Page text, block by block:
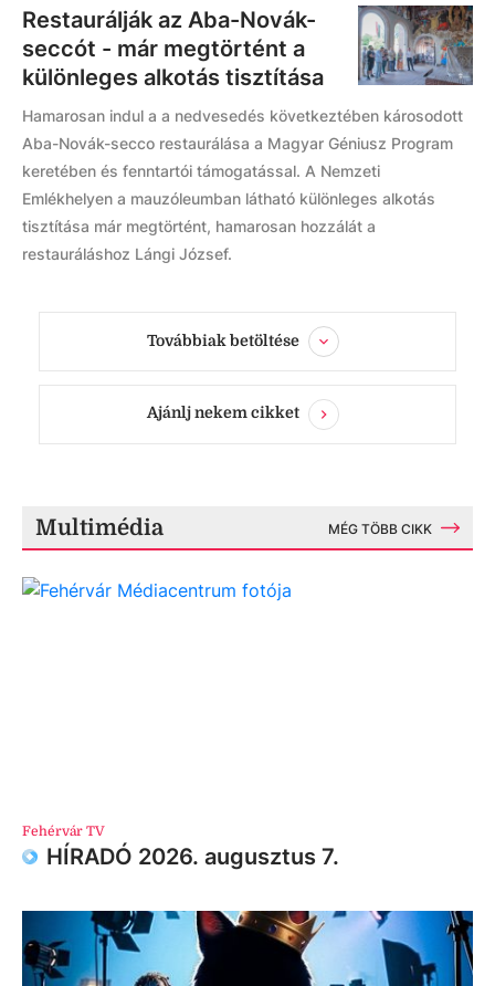
Restaurálják az Aba-Novák-
seccót - már megtörtént a
különleges alkotás tisztítása
Hamarosan indul a a nedvesedés következtében károsodott
Aba-Novák-secco restaurálása a Magyar Géniusz Program
keretében és fenntartói támogatással. A Nemzeti
Emlékhelyen a mauzóleumban látható különleges alkotás
tisztítása már megtörtént, hamarosan hozzálát a
restauráláshoz Lángi József.
Továbbiak betöltése
Ajánlj nekem cikket
Multimédia MÉG TÖBB CIKK
Fehérvár TV
HÍRADÓ 2026. augusztus 7.